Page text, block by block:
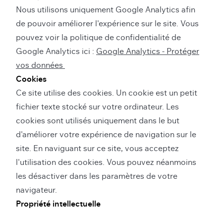
Nous utilisons uniquement Google Analytics afin
de pouvoir améliorer l'expérience sur le site. Vous
pouvez voir la politique de confidentialité de
Google Analytics ici : Google Analytics - Protéger
vos données
Cookies
Ce site utilise des cookies. Un cookie est un petit
fichier texte stocké sur votre ordinateur. Les
cookies sont utilisés uniquement dans le but
d'améliorer votre expérience de navigation sur le
site. En naviguant sur ce site, vous acceptez
l'utilisation des cookies. Vous pouvez néanmoins
les désactiver dans les paramètres de votre
navigateur.
Propriété intellectuelle